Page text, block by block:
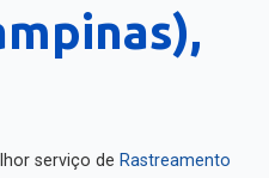
serviço de Rastreamento